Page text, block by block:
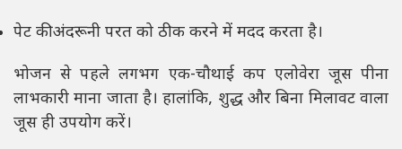
पेट की अंदरूनी परत को ठीक करने में मदद करता है।
भोजन से पहले लगभग एक-चौथाई कप एलोवेरा जूस पीना
लाभकारी माना जाता है। हालांकि, शुद्ध और बिना मिलावट वाला
जूस ही उपयोग करें।